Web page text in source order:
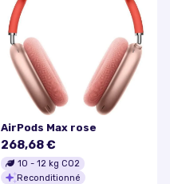
AirPods Max rose
268,68 €
10 - 12 kg CO2
Reconditionné